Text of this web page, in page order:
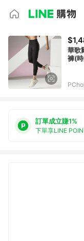
華歌
褲(
訂單成立賺1%
下單享LINE